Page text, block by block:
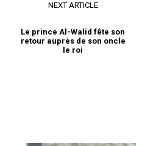
NEXT ARTICLE
Le prince Al-Walid fête son
retour auprès de son oncle
le roi